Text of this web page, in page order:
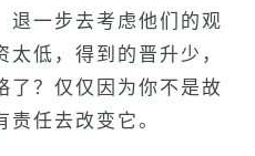
退一步去考虑他们的观
低，得到的晋升少，
了？仅仅因为你不是故
任去改变它。